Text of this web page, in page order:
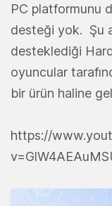
PC platformunu
desteği yok. Şu
desteklediği
oyuncular
bir ürün haline
https://